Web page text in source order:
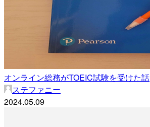
オンライン総務がTOEIC試験を受けた話
ステファニー
2024.05.09